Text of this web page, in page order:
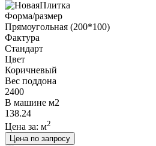
Форма/размер
Прямоугольная (200*100)
Фактура
Стандарт
Цвет
Коричневый
Вес поддона
2400
В машине м2
138.24
Цена за: м2
Цена по запросу